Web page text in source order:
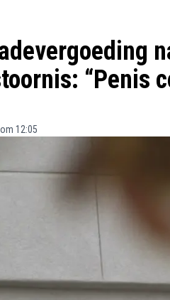
“Penis
12:05